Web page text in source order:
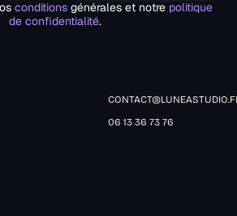
conditions générales et notre politique
de confidentialité.
06 13 36 73 76